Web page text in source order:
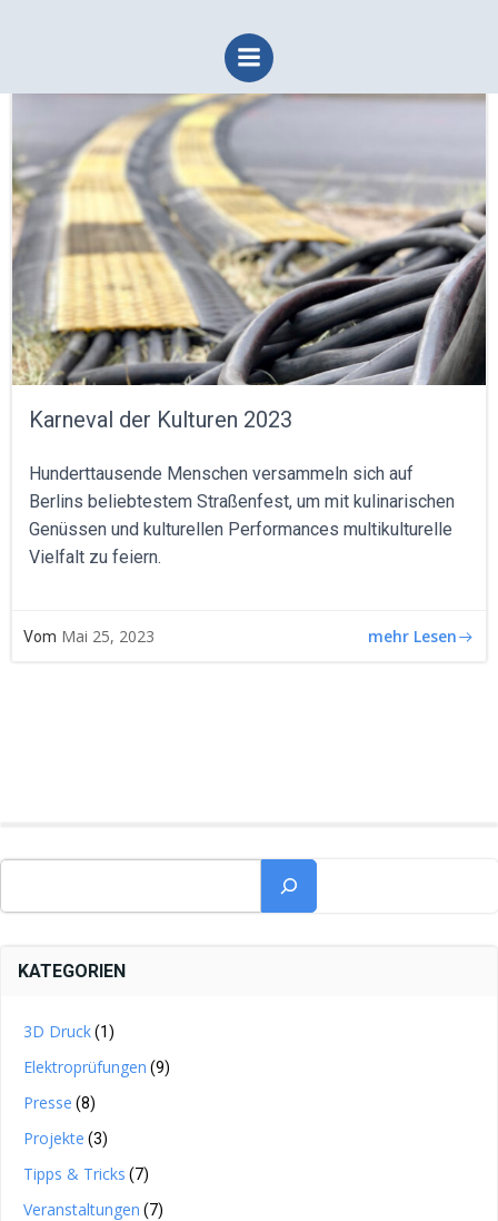
Inhalt
springen
Karneval der Kulturen 2023
Hunderttausende Menschen versammeln sich auf
Berlins beliebtestem Straßenfest, um mit kulinarischen
Genüssen und kulturellen Performances multikulturelle
Vielfalt zu feiern.
Vom Mai 25, 2023 mehr Lesen
KATEGORIEN
3D Druck(1)
Elektroprüfungen (9)
Presse (8)
Projekte (3)
Tipps & Tricks (7)
Veranstaltungen (7)